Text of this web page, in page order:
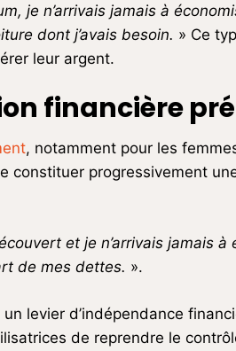
je n’arrivais jamais à
dont j’avais besoin. » Ce
leur argent.
financière
, notamment pour les
constituer progressivement
et je n’arrivais jamais
de mes dettes. ».
levier d’indépendance
de reprendre le